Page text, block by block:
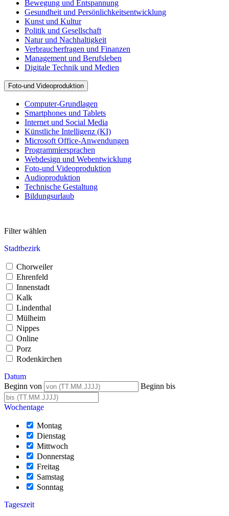
Bewegung und Entspannung
Gesundheit und Persönlichkeitsentwicklung
Kunst und Kultur
Politik und Gesellschaft
Natur und Nachhaltigkeit
Verbraucherfragen und Finanzen
Management und Berufsleben
Digitale Technik und Medien
Foto-und Videoproduktion
Computer-Grundlagen
Smartphones und Tablets
Internet und Social Media
Künstliche Intelligenz (KI)
Microsoft Office-Anwendungen
Programmiersprachen
Webdesign und Webentwicklung
Foto-und Videoproduktion
Audioproduktion
Technische Gestaltung
Bildungsurlaub
Filter wählen
Stadtbezirk
Chorweiler
Ehrenfeld
Innenstadt
Kalk
Lindenthal
Mülheim
Nippes
Online
Porz
Rodenkirchen
Datum
Beginn von
Beginn bis
Wochentage
Montag
Dienstag
Mittwoch
Donnerstag
Freitag
Samstag
Sonntag
Tageszeit